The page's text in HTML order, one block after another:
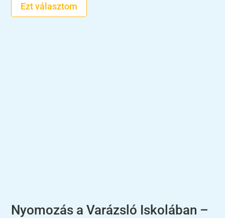
Ezt választom
Nyomozás a Varázsló Iskolában –